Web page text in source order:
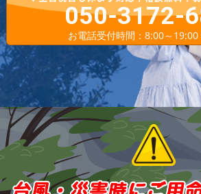
050-3172-
お電話受付時間：8:00～